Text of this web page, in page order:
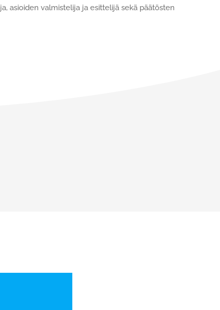
asioiden valmistelija ja esittelijä sekä päätösten